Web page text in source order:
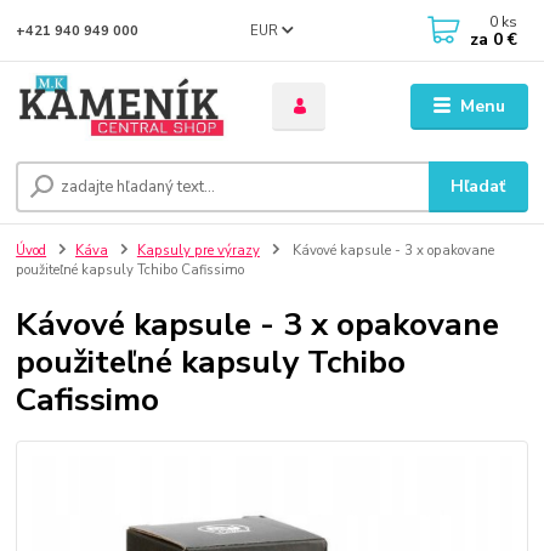
Menu
EUR
Hľadať
+421 940 949 000 0 ks
za 0 €
Úvod Káva Kapsuly pre výrazy
Kávové kapsule - 3 x opakovane
použiteľné kapsuly Tchibo Cafissimo
Kávové kapsule - 3 x opakovane
použiteľné kapsuly Tchibo
Cafissimo